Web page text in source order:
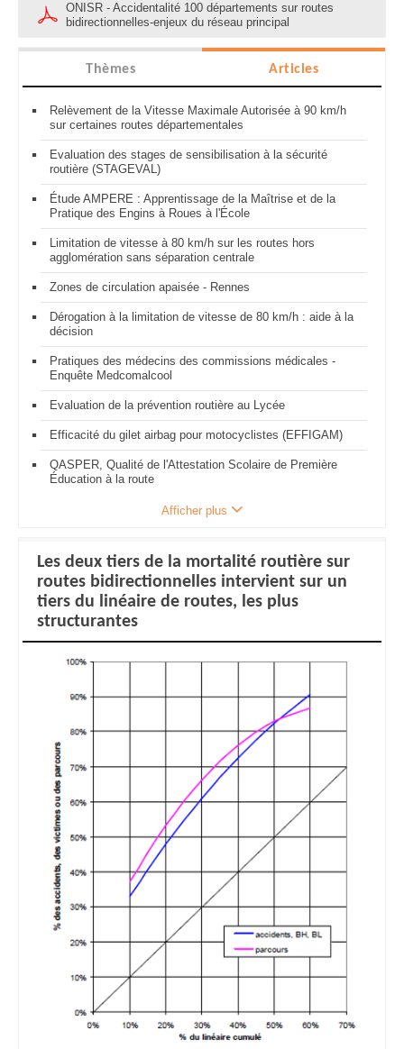
ONISR - Accidentalité 100 départements sur routes
bidirectionnelles-enjeux du réseau principal
Thèmes Articles
Relèvement de la Vitesse Maximale Autorisée à 90 km/h
sur certaines routes départementales
Evaluation des stages de sensibilisation à la sécurité
routière (STAGEVAL)
Étude AMPERE : Apprentissage de la Maîtrise et de la
Pratique des Engins à Roues à l'École
Limitation de vitesse à 80 km/h sur les routes hors
agglomération sans séparation centrale
Zones de circulation apaisée - Rennes
Dérogation à la limitation de vitesse de 80 km/h : aide à la
décision
Pratiques des médecins des commissions médicales -
Enquête Medcomalcool
Evaluation de la prévention routière au Lycée
Efficacité du gilet airbag pour motocyclistes (EFFIGAM)
QASPER, Qualité de l'Attestation Scolaire de Première
Éducation à la route
Afficher plus
Les deux tiers de la mortalité routière sur
routes bidirectionnelles intervient sur un
tiers du linéaire de routes, les plus
structurantes